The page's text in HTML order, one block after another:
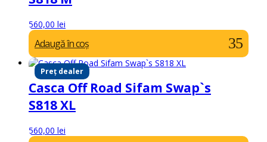
560,00 lei
Adaugă în coș
Preț dealer
Casca Off Road Sifam Swap`s
S818 XL
560,00 lei